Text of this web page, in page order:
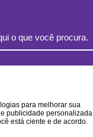
para melhorar sua
publicidade personalizada
está ciente e de acordo.